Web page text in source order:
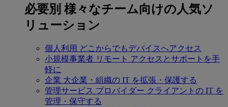
必要別 様々なチーム向けの人気ソ
リューション
個人利用 どこからでもデバイスへアクセス
小規模事業者 リモート アクセスとサポートを手
軽に
企業 大企業・組織の IT を拡張・保護する
管理サービス プロバイダー クライアントの IT を
管理・保守する